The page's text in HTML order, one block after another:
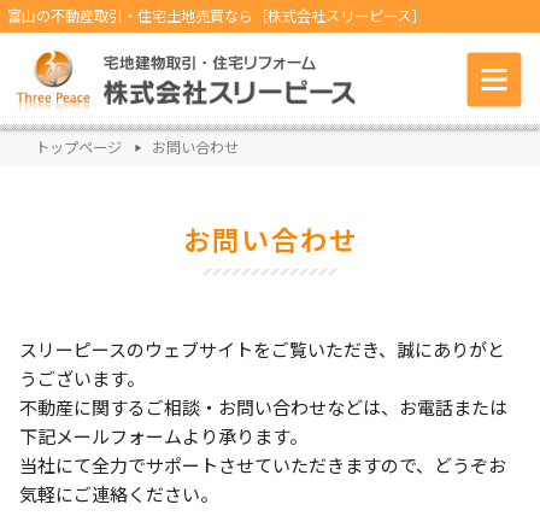
富山の不動産取引・住宅土地売買なら［株式会社スリーピース］
トップページ お問い合わせ
お問い合わせ
スリーピースのウェブサイトをご覧いただき、誠にありがと
うございます。
不動産に関するご相談・お問い合わせなどは、お電話または
下記メールフォームより承ります。
当社にて全力でサポートさせていただきますので、どうぞお
気軽にご連絡ください。